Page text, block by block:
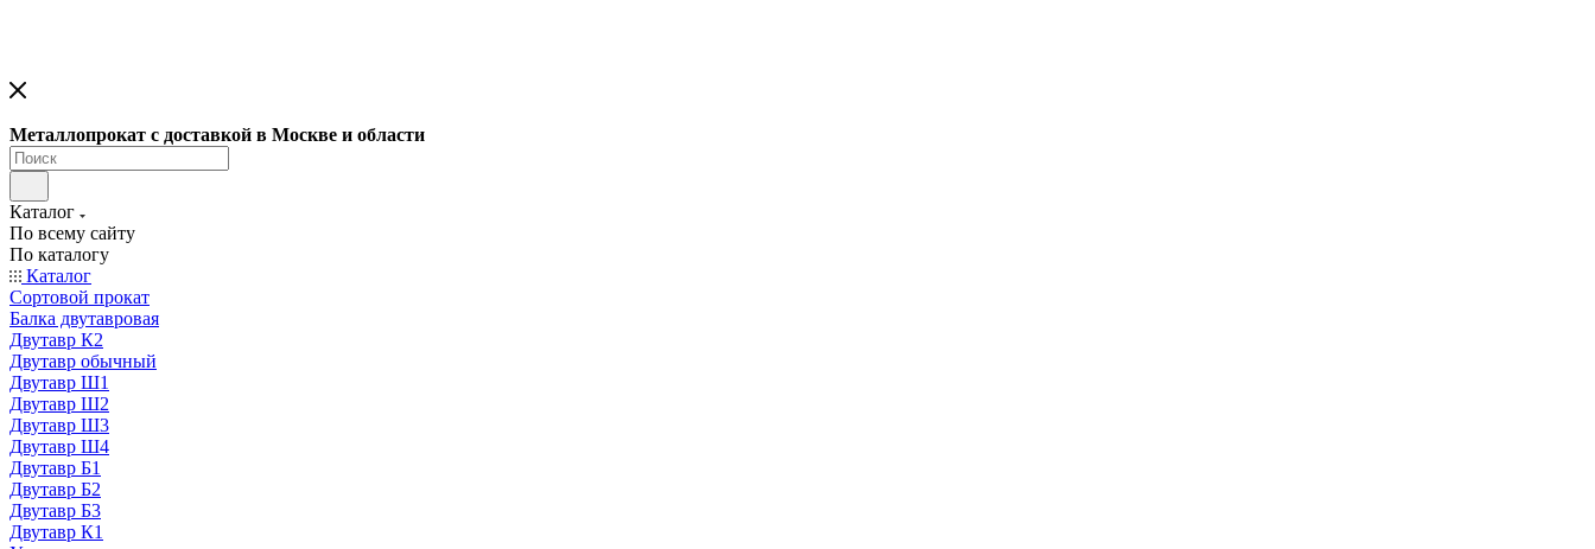
Металлопрокат с доставкой в Москве и области
Каталог
По всему сайту
По каталогу
Каталог
Сортовой прокат
Балка двутавровая
Двутавр К2
Двутавр обычный
Двутавр Ш1
Двутавр Ш2
Двутавр Ш3
Двутавр Ш4
Двутавр Б1
Двутавр Б2
Двутавр Б3
Двутавр К1